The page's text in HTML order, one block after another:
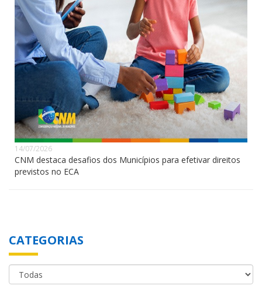
14/07/2026
CNM destaca desafios dos Municípios para efetivar direitos
previstos no ECA
CATEGORIAS